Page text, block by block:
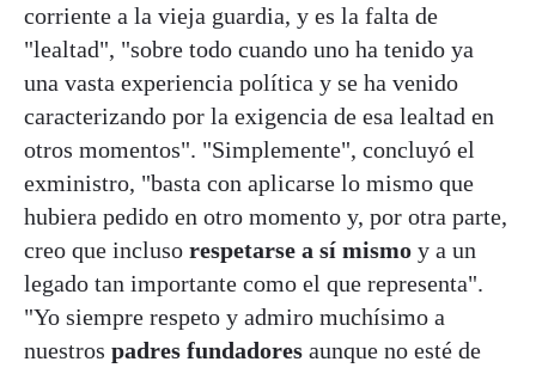
corriente a la vieja guardia, y es la falta de
"lealtad", "sobre todo cuando uno ha tenido ya
una vasta experiencia política y se ha venido
caracterizando por la exigencia de esa lealtad en
otros momentos". "Simplemente", concluyó el
exministro, "basta con aplicarse lo mismo que
hubiera pedido en otro momento y, por otra parte,
creo que incluso respetarse a sí mismo y a un
legado tan importante como el que representa".
"Yo siempre respeto y admiro muchísimo a
nuestros padres fundadores aunque no esté de